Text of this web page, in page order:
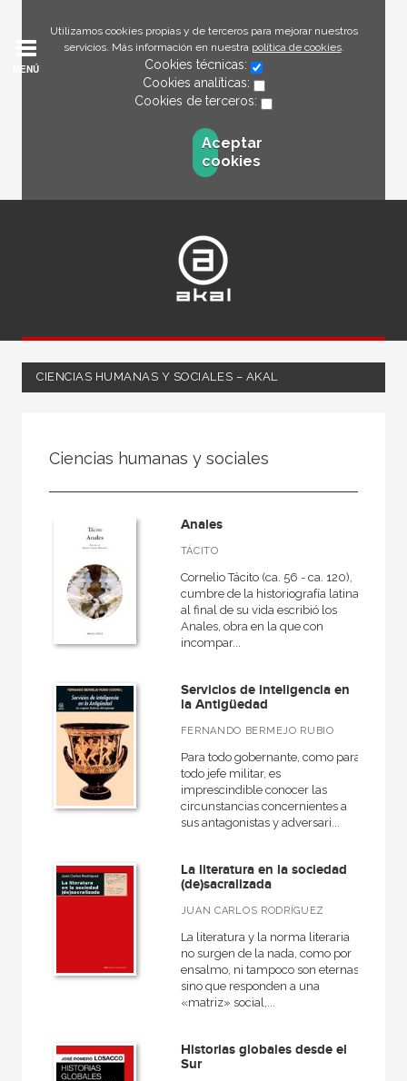
Utilizamos cookies propias y de terceros para mejorar nuestros
servicios. Más información en nuestra política de cookies.
Cookies técnicas:
Cookies analíticas:
Cookies de terceros:
Aceptar
cookies
MENÚ
CIENCIAS HUMANAS Y SOCIALES – AKAL
Ciencias humanas y sociales
MATERIAS
Cine
Psicología
Pedagogía
Comunicación
Geografía
Arquitectura
Religión
VER TODAS... (18)
NUESTRAS COLECCIONES
Ágora / Teoría
Ciencias humanas y sociales
Anales
TÁCITO
Cornelio Tácito (ca. 56 - ca. 120),
cumbre de la historiografía latina,
al final de su vida escribió los
Anales, obra en la que con
incompar...
Servicios de inteligencia en
la Antigüedad
FERNANDO BERMEJO RUBIO
Para todo gobernante, como para
todo jefe militar, es
imprescindible conocer las
circunstancias concernientes a
sus antagonistas y adversari...
La literatura en la sociedad
(de)sacralizada
JUAN CARLOS RODRÍGUEZ
La literatura y la norma literaria
no surgen de la nada, como por
ensalmo, ni tampoco son eternas,
sino que responden a una
«matriz» social,...
Historias globales desde el
Sur